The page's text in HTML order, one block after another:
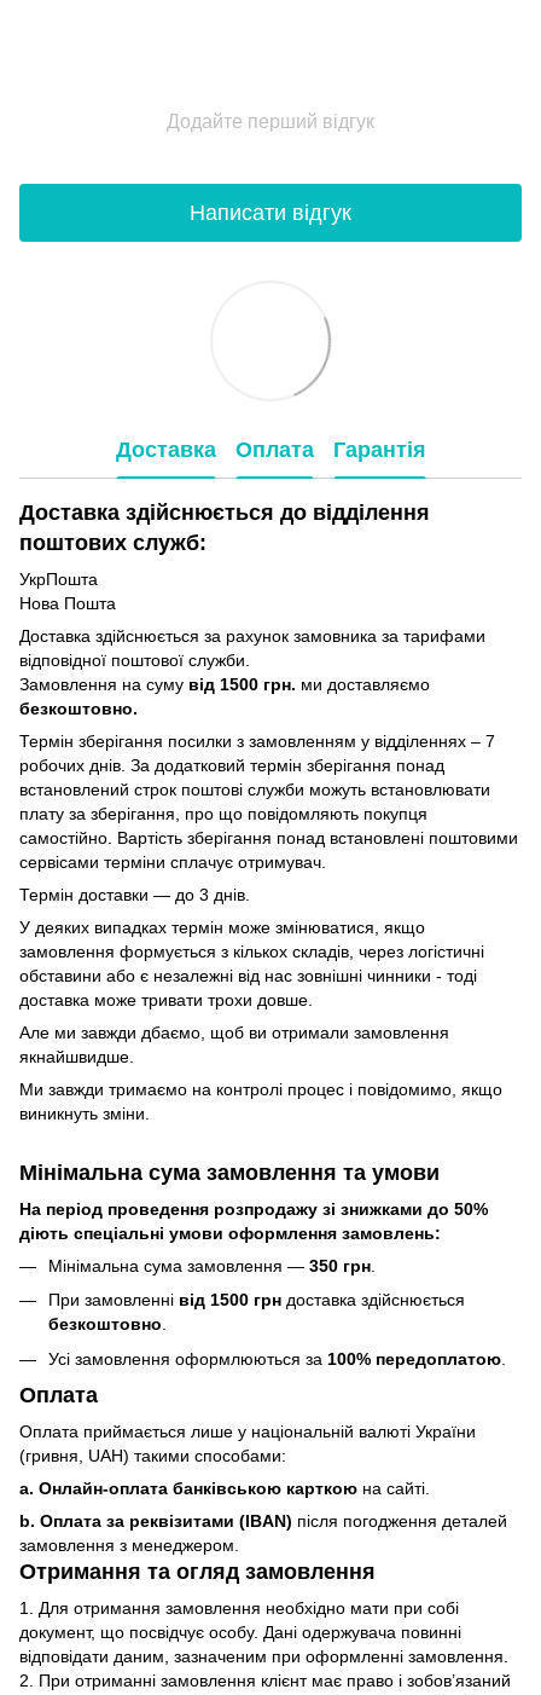
Додайте перший відгук
Написати відгук
Доставка Оплата Гарантія
Доставка здійснюється до відділення
поштових служб:
УкрПошта
Нова Пошта
Доставка здійснюється за рахунок замовника за тарифами
відповідної поштової служби.
Замовлення на суму від 1500 грн. ми доставляємо
безкоштовно.
Термін зберігання посилки з замовленням у відділеннях – 7
робочих днів. За додатковий термін зберігання понад
встановлений строк поштові служби можуть встановлювати
плату за зберігання, про що повідомляють покупця
самостійно. Вартість зберігання понад вcтановлені поштовими
сервісами терміни сплачує отримувач.
Термін доставки — до 3 днів.
У деяких випадках термін може змінюватися, якщо
замовлення формується з кількох складів, через логістичні
обставини або є незалежні від нас зовнішні чинники - тоді
доставка може тривати трохи довше.
Але ми завжди дбаємо, щоб ви отримали замовлення
якнайшвидше.
Ми завжди тримаємо на контролі процес і повідомимо, якщо
виникнуть зміни.
Мінімальна сума замовлення та умови
На період проведення розпродажу зі знижками до 50%
діють спеціальні умови оформлення замовлень:
Мінімальна сума замовлення — 350 грн
При замовленні від 1500 грн доставка здійснюється
безкоштовно.
Усі замовлення оформлюються за 100% передоплатою
Оплата
Оплата приймається лише у національній валюті України
(гривня, UAH) такими способами:
a. Онлайн-оплата банківською карткою на сайті.
b. Оплата за реквізитами (IBAN) після погодження деталей
замовлення з менеджером.
Отримання та огляд замовлення
1. Для отримання замовлення необхідно мати при собі
документ, що посвідчує особу. Дані одержувача повинні
відповідати даним, зазначеним при оформленні замовлення.
2. При отриманні замовлення клієнт має право і зобов’язаний